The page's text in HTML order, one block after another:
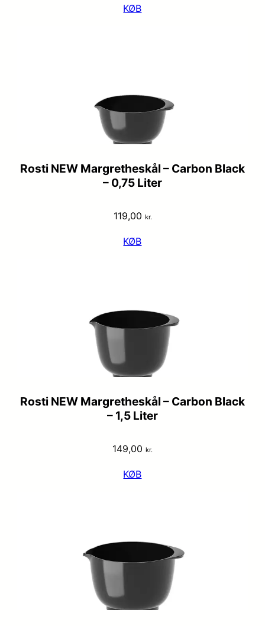
KØB
Rosti NEW Margretheskål – Carbon Black
– 0,75 Liter
119,00 kr.
KØB
Rosti NEW Margretheskål – Carbon Black
– 1,5 Liter
149,00 kr.
KØB